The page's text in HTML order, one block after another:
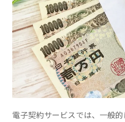
電子契約サービスでは、一般